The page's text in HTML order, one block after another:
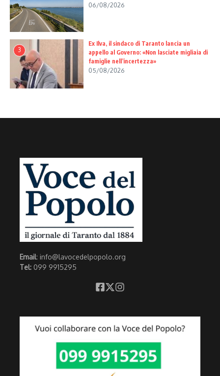
06/08/2026
3
Ex Ilva, il sindaco di Taranto lancia un
appello al Governo: «Non lasciate migliaia di
famiglie nell’incertezza»
05/08/2026
Email: info@lavocedelpopolo.org
Tel: 099 9915295